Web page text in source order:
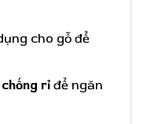
cho gỗ để
rỉđể ngăn